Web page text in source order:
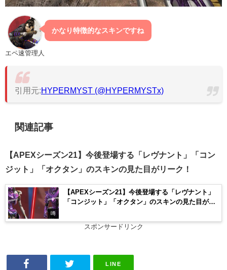
エペ速管理人
かなり特徴的なスキンですね
引用元:HYPERMYST (@HYPERMYSTx)
関連記事
【APEXシーズン21】今後登場する「レヴナント」「コン
ジット」「オクタン」のスキンの見た目がリーク！
噂
【APEXシーズン21】今後登場する「レヴナント」
「コンジット」「オクタン」のスキンの見た目がリ
スポンサードリンク
LINE